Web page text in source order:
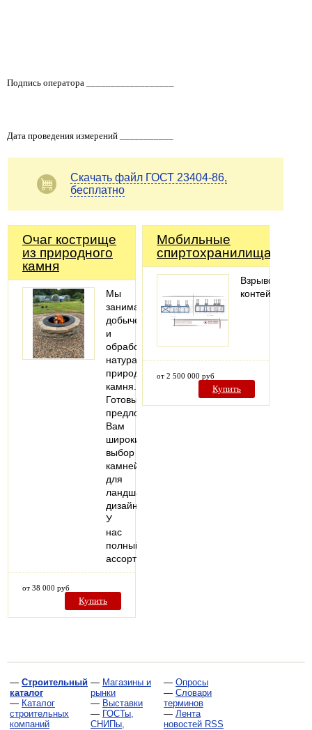
Подпись оператора __________________
Дата проведения измерений ___________
Скачать файл ГОСТ 23404-86,
бесплатно
Очаг кострище
из природного
камня
Мы
занимаемся
добычей
и
обработкой
натурального
природного
камня.
Готовы
предложить
Вам
широкий
выбор
камней
для
ландшафтного
дизайна.
У
нас
полный
ассортимент…
от 38 000 руб
Купить
Мобильные
спиртохранилища
контейнеры
от 2 500 000 руб
Купить
— Строительный
каталог
— Каталог
строительных
компаний
— Магазины и
рынки
— Выставки
— ГОСТы,
СНИПы,
— Опросы
— Словари
терминов
— Лента
новостей RSS